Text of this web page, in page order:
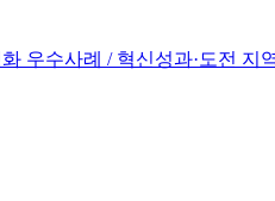
우수사례 / 혁신성과·도전 지